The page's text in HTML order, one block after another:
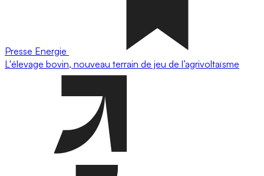
Presse Energie
L'élevage bovin, nouveau terrain de jeu de l’agrivoltaïsme